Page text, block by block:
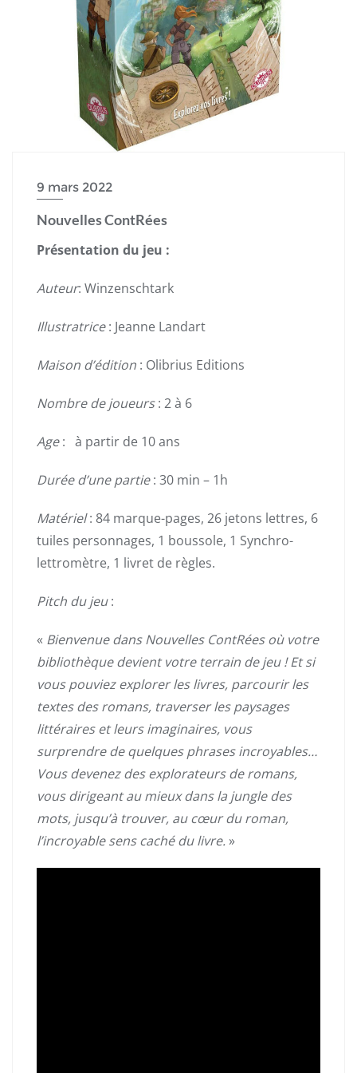
9 mars 2022
Nouvelles ContRées
Présentation du jeu :
Auteur: Winzenschtark
Illustratrice: Jeanne Landart
Maison d’édition : Olibrius Editions
Nombre de joueurs: 2 à 6
Age: à partir de 10 ans
Durée d’une partie: 30 min – 1h
Matériel: 84 marque-pages, 26 jetons lettres, 6
tuiles personnages, 1 boussole, 1 Synchro-
lettromètre, 1 livret de règles.
Pitch du jeu:
« Bienvenue dans Nouvelles ContRées où votre
bibliothèque devient votre terrain de jeu ! Et si
vous pouviez explorer les livres, parcourir les
textes des romans, traverser les paysages
littéraires et leurs imaginaires, vous
surprendre de quelques phrases incroyables…
Vous devenez des explorateurs de romans,
vous dirigeant au mieux dans la jungle des
mots, jusqu’à trouver, au cœur du roman,
l’incroyable sens caché du livre. »